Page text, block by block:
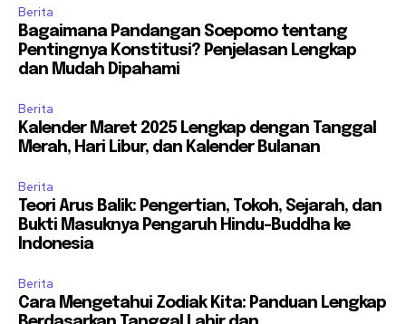
Berita
Bagaimana Pandangan Soepomo tentang
Pentingnya Konstitusi? Penjelasan Lengkap
dan Mudah Dipahami
Berita
Kalender Maret 2025 Lengkap dengan Tanggal
Merah, Hari Libur, dan Kalender Bulanan
Berita
Teori Arus Balik: Pengertian, Tokoh, Sejarah, dan
Bukti Masuknya Pengaruh Hindu-Buddha ke
Indonesia
Berita
Cara Mengetahui Zodiak Kita: Panduan Lengkap